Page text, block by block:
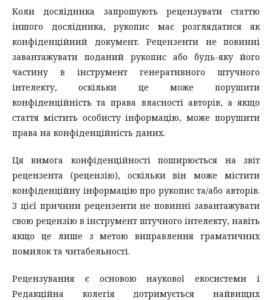
Коли дослідника запрошують рецензувати статтю
іншого дослідника, рукопис має розглядатися як
конфіденційний документ. Рецензенти не повинні
завантажувати поданий рукопис або будь-яку його
частину в інструмент генеративного штучного
інтелекту, оскільки це може порушити
конфіденційність та права власності авторів, а якщо
стаття містить особисту інформацію, може порушити
права на конфіденційність даних.
Ця вимога конфіденційності поширюється на звіт
рецензента (рецензію), оскільки він може містити
конфіденційну інформацію про рукопис та/або авторів.
З цієї причини рецензенти не повинні завантажувати
свою рецензію в інструмент штучного інтелекту, навіть
якщо це лише з метою виправлення граматичних
помилок та читабельності.
Рецензування є основою наукової екосистеми і
Редакційна колегія дотримується найвищих